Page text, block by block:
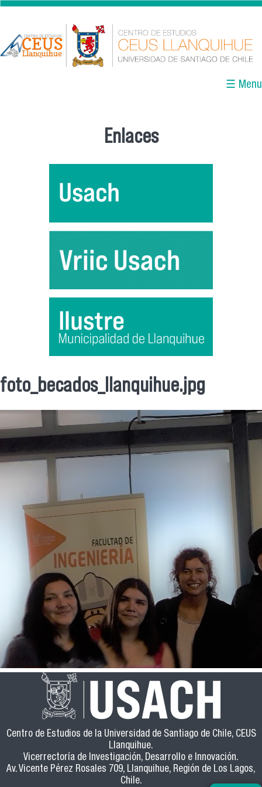
Pasar al contenido principal
☰ Menu
Enlaces
Se encuentra usted aquí
foto_becados_llanquihue.jpg
Centro de Estudios de la Universidad de Santiago de Chile, CEUS
Llanquihue.
Vicerrectoría de Investigación, Desarrollo e Innovación.
Av. Vicente Pérez Rosales 709, Llanquihue, Región de Los Lagos,
Chile.